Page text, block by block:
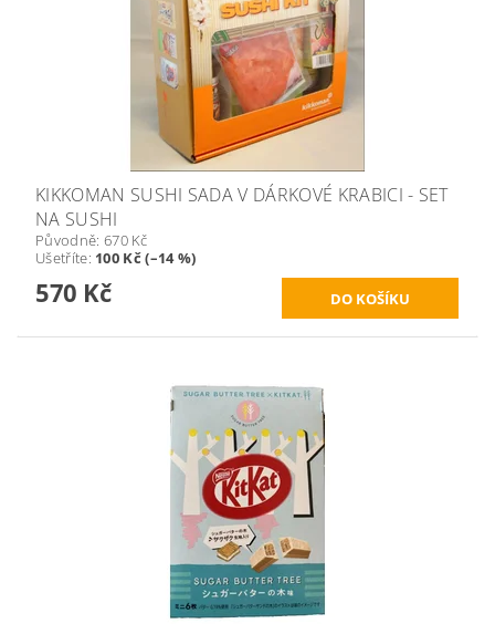
KIKKOMAN SUSHI SADA V DÁRKOVÉ KRABICI - SET
NA SUSHI
Původně: 670 Kč
Ušetříte: 100 Kč (–14 %)
570 Kč